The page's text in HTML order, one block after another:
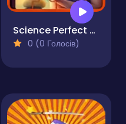
Science Perfect Fit Jigsaw
0 (0 Голосів)